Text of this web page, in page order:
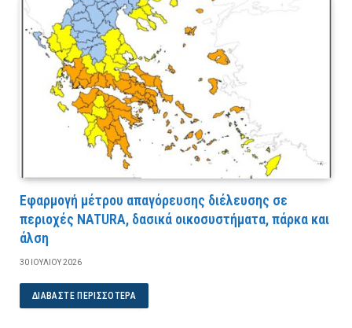
Εφαρμογή μέτρου απαγόρευσης διέλευσης σε
περιοχές NATURA, δασικά οικοσυστήματα, πάρκα και
άλση
30 ΙΟΥΛΊΟΥ 2026
ΔΙΑΒΆΣΤΕ ΠΕΡΙΣΣΌΤΕΡΑ